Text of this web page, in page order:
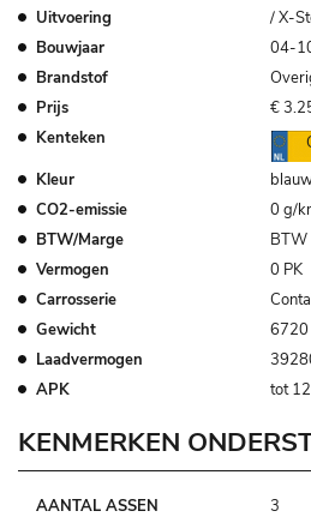
Uitvoering
/ X-
Bouwjaar
04-
Brandstof
Prijs
€
Kenteken
Kleur
CO2-emissie
0 g/
BTW/Marge
BTW
Vermogen
0 PK
Carrosserie
Gewicht
6720
Laadvermogen
APK
tot
KENMERKEN
AANTAL ASSEN
3